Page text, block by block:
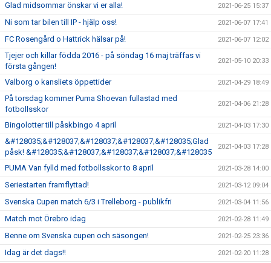
Glad midsommar önskar vi er alla! 2021-06-25 15:37
Ni som tar bilen till IP - hjälp oss! 2021-06-07 17:41
FC Rosengård o Hattrick hälsar på! 2021-06-07 12:02
Tjejer och killar födda 2016 - på söndag 16 maj träffas vi
första gången!
2021-05-10 20:33
Valborg o kansliets öppettider 2021-04-29 18:49
På torsdag kommer Puma Shoevan fullastad med
fotbollsskor
2021-04-06 21:28
Bingolotter till påskbingo 4 april 2021-04-03 17:30
&#128035;&#128037;&#128037;&#128037;&#128035;Glad
påsk! &#128035;&#128037;&#128037;&#128037;&#128035
2021-04-03 17:28
PUMA Van fylld med fotbollsskor to 8 april 2021-03-28 14:00
Seriestarten framflyttad! 2021-03-12 09:04
Svenska Cupen match 6/3 i Trelleborg - publikfri 2021-03-04 11:56
Match mot Örebro idag 2021-02-28 11:49
Benne om Svenska cupen och säsongen! 2021-02-25 23:36
Idag är det dags!! 2021-02-20 11:28